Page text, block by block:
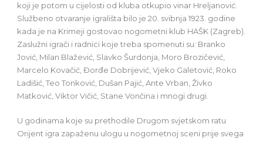
koji je potom u cijelosti od kluba otkupio vinar Hreljanović.
Službeno otvaranje igrališta bilo je 20. svibnja 1923. godine
kada je na Krimeji gostovao nogometni klub HAŠK (Zagreb).
Zaslužni igrači i radnici koje treba spomenuti su: Branko
Jović, Milan Blažević, Slavko Šurdonja, Moro Brozičević,
Marcelo Kovačić, Đorđe Dobrijević, Vjeko Galetović, Roko
Ladišić, Teo Tonković, Dušan Pajić, Ante Vrban, Živko
Matković, Viktor Vičić, Stane Vončina i mnogi drugi.
U godinama koje su prethodile Drugom svjetskom ratu
Orijent igra zapaženu ulogu u nogometnoj sceni prije svega